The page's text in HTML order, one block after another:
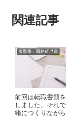
関連記事
履歴書・職務経歴書
前回は転職書類
しました。それ
緒につくりなが